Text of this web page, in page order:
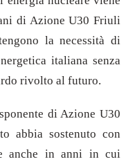
di Azione U30 Friuli
la necessità di
italiana senza
rivolto al futuro.
di Azione U30
abbia sostenuto con
anche in anni in cui